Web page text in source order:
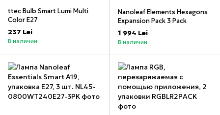
ttec Bulb Smart Lumi Multi
Color E27
237 Lei
В наличии
Nanoleaf Elements Hexagons
Expansion Pack 3 Pack
1 994 Lei
В наличии